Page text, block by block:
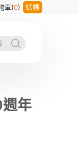
車(0) 結帳
週年